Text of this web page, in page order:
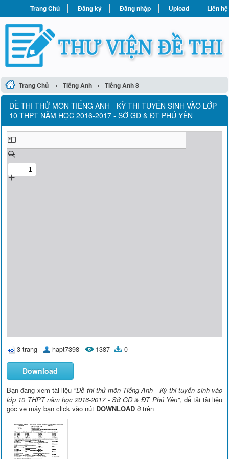
Trang Chủ Đăng ký Đăng nhập Upload Liên hệ
Trang Chủ › Tiếng Anh › Tiếng Anh 8
ĐỀ THI THỬ MÔN TIẾNG ANH - KỲ THI TUYỂN SINH VÀO LỚP
10 THPT NĂM HỌC 2016-2017 - SỞ GD & ĐT PHÚ YÊN
3 trang hapt7398 1387 0
Download
Bạn đang xem tài liệu "Đề thi thử môn Tiếng Anh - Kỳ thi tuyển sinh vào
lớp 10 THPT năm học 2016-2017 - Sở GD & ĐT Phú Yên", để tải tài liệu
gốc về máy bạn click vào nút DOWNLOAD ở trên